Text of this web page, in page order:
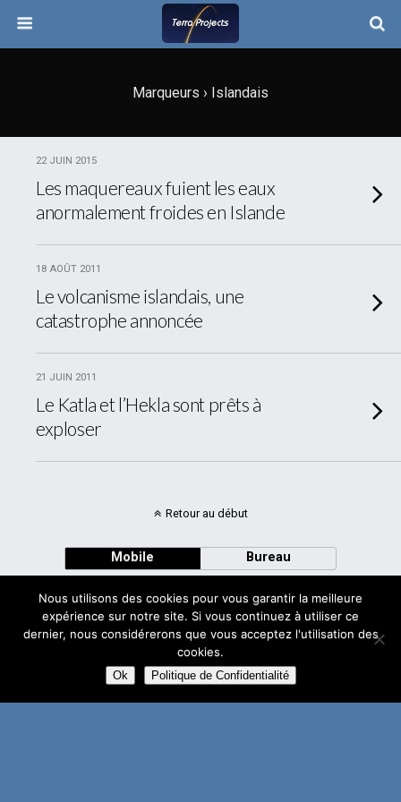
Marqueurs › Islandais
22 JUIN 2015
Les maquereaux fuient les eaux
anormalement froides en Islande
18 AOÛT 2011
Le volcanisme islandais, une
catastrophe annoncée
21 JUIN 2011
Le Katla et l’Hekla sont prêts à
exploser
Retour au début
Mobile Bureau
Avec
WPtouch Mobile Suite for WordPress
Nous utilisons des cookies pour vous garantir la meilleure
expérience sur notre site. Si vous continuez à utiliser ce
dernier, nous considérerons que vous acceptez l'utilisation des
cookies.
Ok Politique de Confidentialité